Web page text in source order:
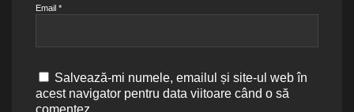
Email *
Salvează-mi numele, emailul și site-ul web în
acest navigator pentru data viitoare când o să
comentez.